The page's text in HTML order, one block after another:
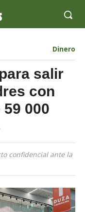
Dinero
salir
con
000
confidencial ante la